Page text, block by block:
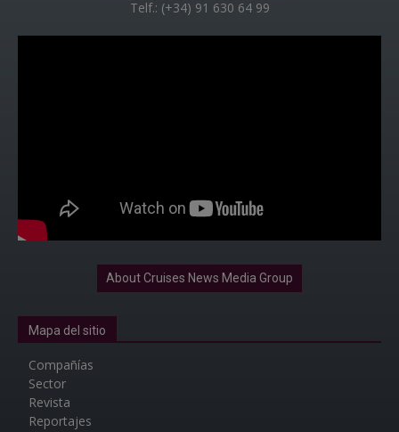
Telf.: (+34) 91 630 64 99
About Cruises News Media Group
Mapa del sitio
Compañías
Sector
Revista
Reportajes